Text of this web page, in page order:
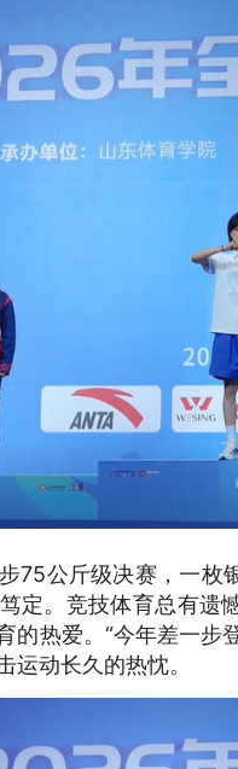
75公斤级决赛，一枚
定。竞技体育总有遗
的热爱。“今年差一步
运动长久的热忱。